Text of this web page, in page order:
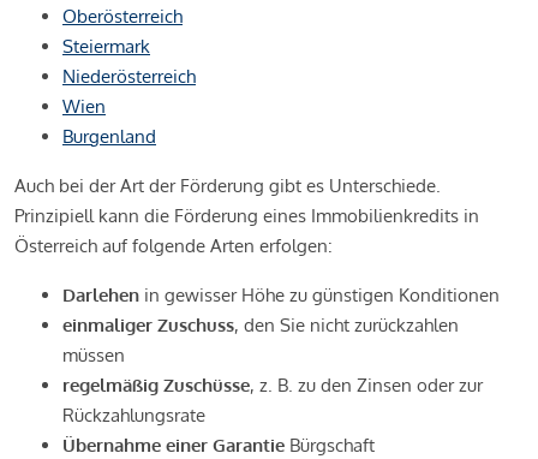
Oberösterreich
Steiermark
Niederösterreich
Wien
Burgenland
Auch bei der Art der Förderung gibt es Unterschiede.
Prinzipiell kann die Förderung eines Immobilienkredits in
Österreich auf folgende Arten erfolgen:
Darlehen in gewisser Höhe zu günstigen Konditionen
einmaliger Zuschuss, den Sie nicht zurückzahlen
müssen
regelmäßig Zuschüsse, z. B. zu den Zinsen oder zur
Rückzahlungsrate
Übernahme einer Garantie Bürgschaft